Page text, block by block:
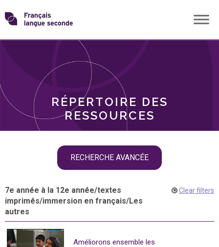
Skip
toTransformons
langue
RÉPERTOIRE DES
RESSOURCES
RECHERCHE AVANCÉE
THÈMES
7e année à la 12e année/textes
imprimés/immersion en français/Les
autres
Clear filters
Améliorons ensemble les